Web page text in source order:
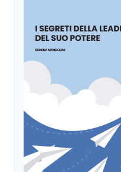
EMOTIVA